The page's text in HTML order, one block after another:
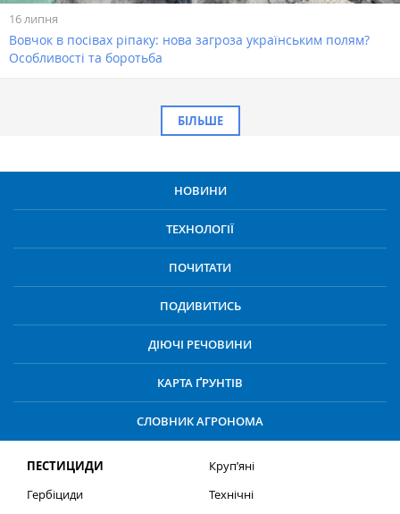
16 липня
Вовчок в посівах ріпаку: нова загроза українським полям?
Особливості та боротьба
БІЛЬШЕ
НОВИНИ
ТЕХНОЛОГІЇ
ПОЧИТАТИ
ПОДИВИТИСЬ
ДІЮЧІ РЕЧОВИНИ
КАРТА ҐРУНТІВ
СЛОВНИК АГРОНОМА
ПЕСТИЦИДИ
Гербіциди
Круп’яні
Технічні